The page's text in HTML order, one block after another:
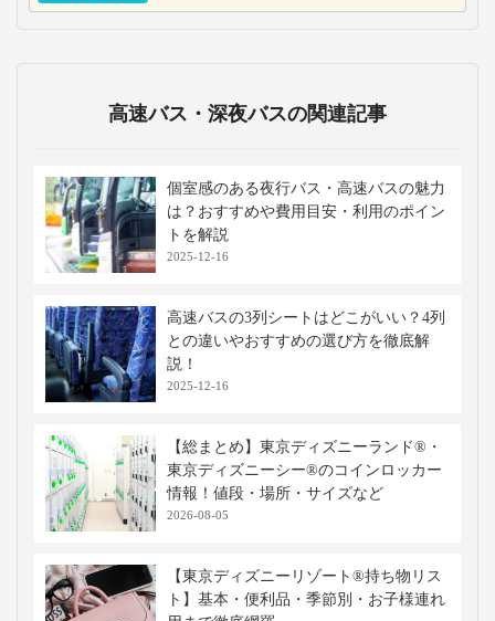
高速バス・深夜バスの関連記事
個室感のある夜行バス・高速バスの魅力
は？おすすめや費用目安・利用のポイン
トを解説
2025-12-16
高速バスの3列シートはどこがいい？4列
との違いやおすすめの選び方を徹底解
説！
2025-12-16
【総まとめ】東京ディズニーランド®・
東京ディズニーシー®のコインロッカー
情報！値段・場所・サイズなど
2026-08-05
【東京ディズニーリゾート®持ち物リス
ト】基本・便利品・季節別・お子様連れ